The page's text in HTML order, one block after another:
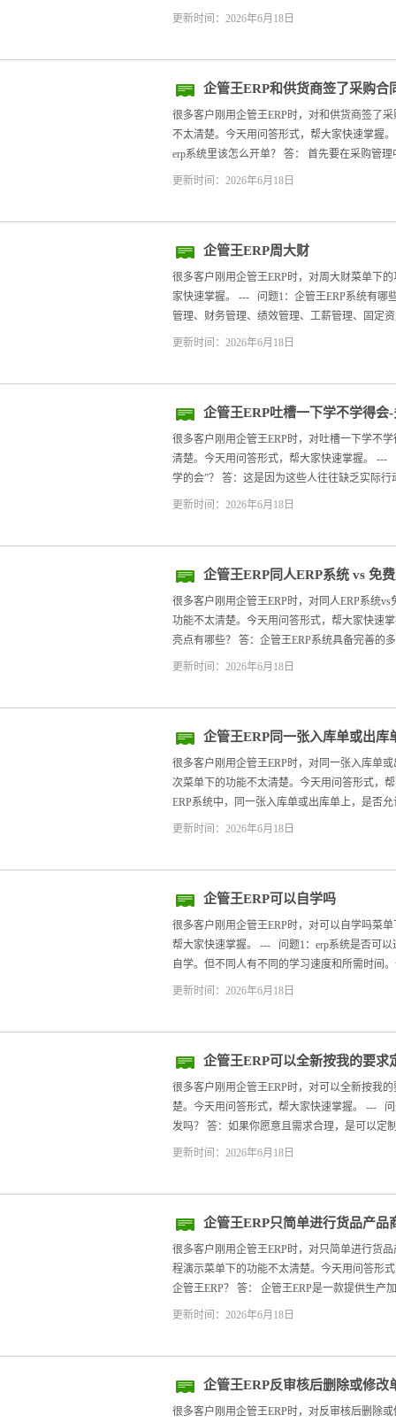
更新时间：2026年6月18日
企管王ERP和供货商签了采购合
很多客户刚用企管王ERP时，对和供货商签了
不太清楚。今天用问答形式，帮大家快速掌握
erp系统里该怎么开单？ 答： 首先要在采购管
更新时间：2026年6月18日
企管王ERP周大财
很多客户刚用企管王ERP时，对周大财菜单下
家快速掌握。 --- 问题1：企管王ERP系统有哪
管理、财务管理、绩效管理、工薪管理、固定
更新时间：2026年6月18日
企管王ERP吐槽一下学不学得会
很多客户刚用企管王ERP时，对吐槽一下学不
清楚。今天用问答形式，帮大家快速掌握。 ---
学的会”？ 答：这是因为这些人往往缺乏实际行
更新时间：2026年6月18日
企管王ERP同人ERP系统 vs 免
很多客户刚用企管王ERP时，对同人ERP系统
功能不太清楚。今天用问答形式，帮大家快速
亮点有哪些？ 答：企管王ERP系统具备完善的
更新时间：2026年6月18日
企管王ERP同一张入库单或出库
多次
很多客户刚用企管王ERP时，对同一张入库单
次菜单下的功能不太清楚。今天用问答形式，
ERP系统中，同一张入库单或出库单上，是否
更新时间：2026年6月18日
企管王ERP可以自学吗
很多客户刚用企管王ERP时，对可以自学吗菜
帮大家快速掌握。 --- 问题1：erp系统是否可
自学。但不同人有不同的学习速度和所需时间
更新时间：2026年6月18日
企管王ERP可以全新按我的要求
很多客户刚用企管王ERP时，对可以全新按我
楚。今天用问答形式，帮大家快速掌握。 ---
发吗？ 答：如果你愿意且需求合理，是可以定
更新时间：2026年6月18日
企管王ERP只简单进行货品产品
流程演示
很多客户刚用企管王ERP时，对只简单进行货
程演示菜单下的功能不太清楚。今天用问答形
企管王ERP？ 答： 企管王ERP是一款提供生产
更新时间：2026年6月18日
企管王ERP反审核后删除或修改
很多客户刚用企管王ERP时，对反审核后删除